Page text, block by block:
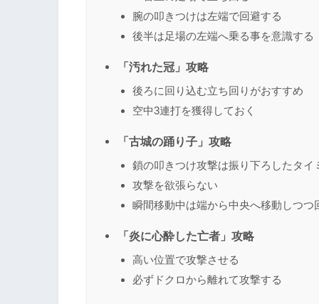
腕の叩きつけは左端で回避する
後半は足場の左端へ乗る事を意識する
「汚れた冠」攻略
後ろに回り込む立ち回りがおすすめ
空中3連打を獲得しておく
「古城の踊り子」攻略
鎖の叩きつけ攻撃は振り下ろしたタイ
攻撃を欲張らない
瞬間移動中は端から中央へ移動しつつ
「炎に心酔した亡者」攻略
高い位置で攻撃させる
必ずドクロから離れて攻撃する